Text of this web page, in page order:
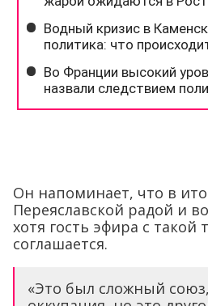
Он напоминает, что в
Переяславской радой и
хотя гость эфира с такой
соглашается.
«Это был сложный